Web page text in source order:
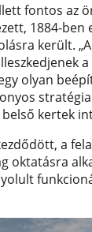
fontos az
1884-
került.
olyan
kertek
a
oktatásra